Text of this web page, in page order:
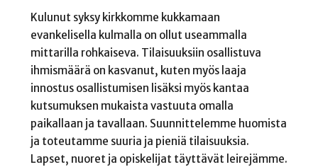
Kulunut syksy kirkkomme kukkamaan
evankelisella kulmalla on ollut useammalla
mittarilla rohkaiseva. Tilaisuuksiin osallistuva
ihmismäärä on kasvanut, kuten myös laaja
innostus osallistumisen lisäksi myös kantaa
kutsumuksen mukaista vastuuta omalla
paikallaan ja tavallaan. Suunnittelemme huomista
ja toteutamme suuria ja pieniä tilaisuuksia.
Lapset, nuoret ja opiskelijat täyttävät leirejämme.